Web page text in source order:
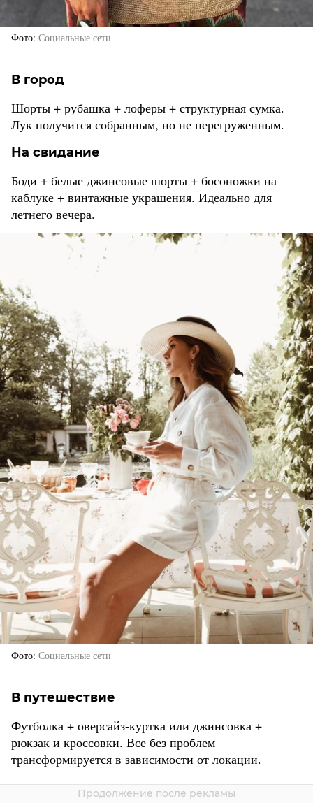
Фото Социальные сети
В город
Шорты + рубашка + лоферы + структурная сумка.
Лук получится собранным, но не перегруженным.
На свидание
Боди + белые джинсовые шорты + босоножки на
каблуке + винтажные украшения. Идеально для
летнего вечера.
Фото Социальные сети
В путешествие
Футболка + оверсайз-куртка или джинсовка +
рюкзак и кроссовки. Все без проблем
трансформируется в зависимости от локации.